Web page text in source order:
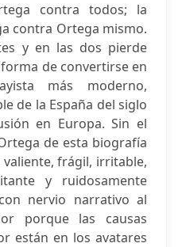
contra todos; la
contra Ortega mismo.
y en las dos pierde
de convertirse en
más moderno,
de la España del siglo
en Europa. Sin el
de esta biografía
frágil, irritable,
y ruidosamente
nervio narrativo al
porque las causas
están en los avatares